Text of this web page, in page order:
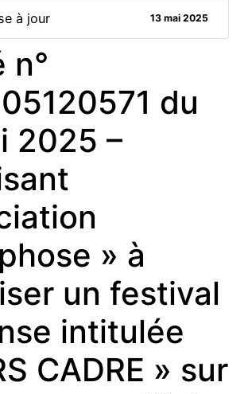
à jour 13 mai 2025
n°
du
2025 –
» à
un festival
intitulée
CADRE » sur